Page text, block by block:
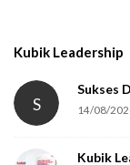
Kubik Leadership
S
Sukses
14/08/
Kubik